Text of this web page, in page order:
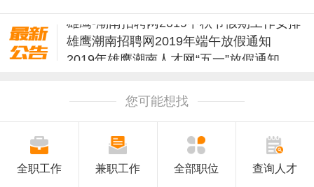
雄鹰潮南招聘网2019年端午放假通知
2019年雄鹰潮南人才网“五一”放假通知
潮南人才网2018年清明节放假通知
潮南人才网触屏版v2.18全新改版
关于2017年潮南人才网www.cnrcw.cn改版通知!
2021潮南人才网国庆放假通知
您可能想找
全职工作 兼职工作 全部职位 查询人才